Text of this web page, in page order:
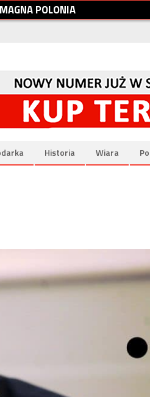
MAGNAPOLONIA
Historia Wiara